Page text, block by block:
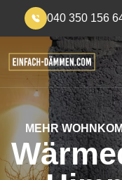
040 350 156
MEHR